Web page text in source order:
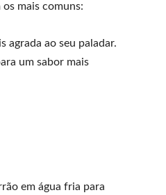
mais comuns:
agrada ao seu paladar.
um sabor mais
em água fria para